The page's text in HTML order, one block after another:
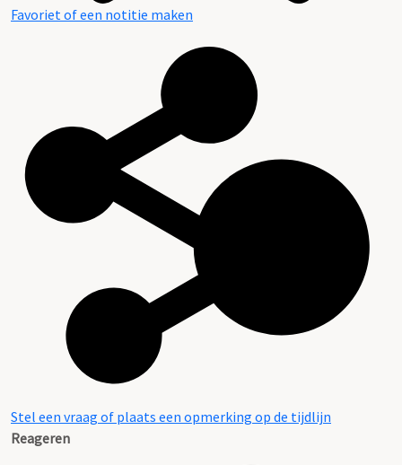
Favoriet of een notitie maken
Stel een vraag of plaats een opmerking op de tijdlijn
Reageren